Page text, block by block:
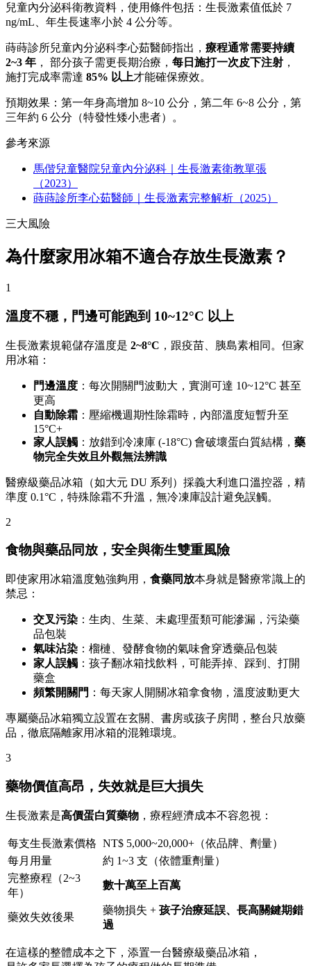
兒童內分泌科衛教資料，使用條件包括：生長激素值低於 7
ng/mL、年生長速率小於 4 公分等。
蒔蒔診所兒童內分泌科李心茹醫師指出， 療程通常需要持續
2~3 年 ， 部分孩子需更長期治療， 每日施打一次皮下注射 ，
施打完成率需達 85% 以上才能確保療效。
預期效果：第一年身高增加 8~10 公分，第二年 6~8 公分，第
三年約 6 公分（特發性矮小患者）。
參考來源
馬偕兒童醫院兒童內分泌科｜生長激素衛教單張
（2023）
蒔蒔診所李心茹醫師｜生長激素完整解析（2025）
三大風險
為什麼家用冰箱不適合存放生長激素？
1
溫度不穩，門邊可能跑到 10~12°C 以上
生長激素規範儲存溫度是 2~8°C ，跟疫苗、胰島素相同。但家
用冰箱：
門邊溫度 ：每次開關門波動大，實測可達 10~12°C 甚至
更高
自動除霜 ：壓縮機週期性除霜時，內部溫度短暫升至
15°C+
家人誤觸 ：放錯到冷凍庫 (-18°C) 會破壞蛋白質結構， 藥
物完全失效且外觀無法辨識
醫療級藥品冰箱（如大元 DU 系列）採義大利進口溫控器，精
準度 0.1°C，特殊除霜不升溫，無冷凍庫設計避免誤觸。
2
食物與藥品同放，安全與衛生雙重風險
即使家用冰箱溫度勉強夠用， 食藥同放本身就是醫療常識上的
禁忌：
交叉污染 ：生肉、生菜、未處理蛋類可能滲漏，污染藥
品包裝
氣味沾染 ：榴槤、發酵食物的氣味會穿透藥品包裝
家人誤觸 ：孩子翻冰箱找飲料，可能弄掉、踩到、打開
藥盒
頻繁開關門 ：每天家人開關冰箱拿食物，溫度波動更大
專屬藥品冰箱獨立設置在玄關、書房或孩子房間，整台只放藥
品，徹底隔離家用冰箱的混雜環境。
3
藥物價值高昂，失效就是巨大損失
生長激素是高價蛋白質藥物 ，療程經濟成本不容忽視：
每支生長激素價格 NT$ 5,000~20,000+（依品牌、劑量）
每月用量
約 1~3 支（依體重劑量）
完整療程（2~3
年）
數十萬至上百萬
藥效失效後果
藥物損失 + 孩子治療延誤、長高關鍵期錯
過
在這樣的整體成本之下，添置一台醫療級藥品冰箱，